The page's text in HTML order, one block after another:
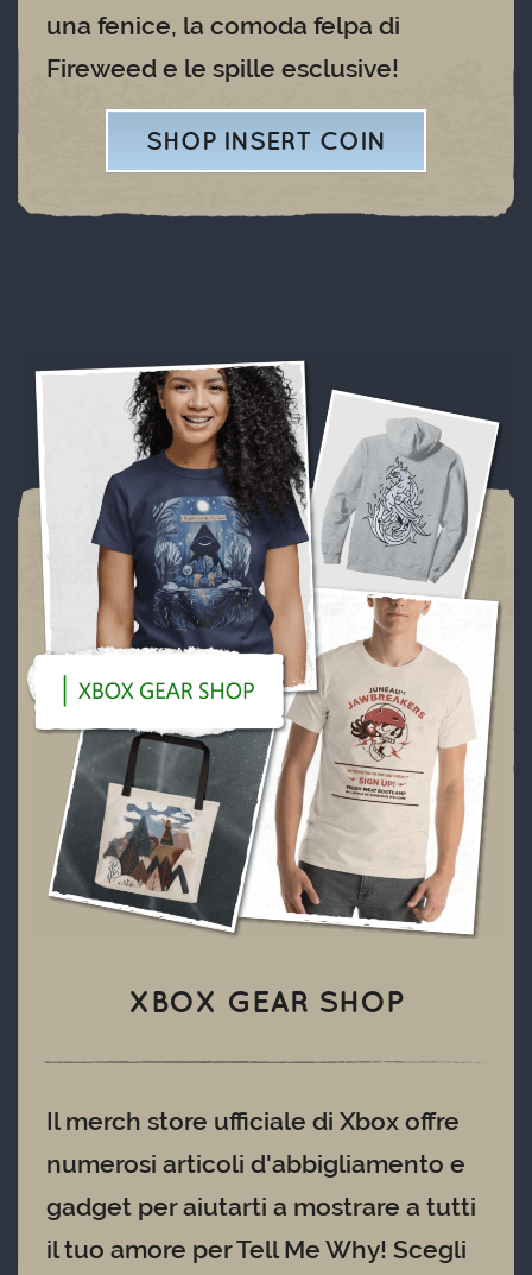
una fenice, la comoda felpa di
Fireweed e le spille esclusive!
SHOP INSERT COIN
XBOX GEAR SHOP
Il merch store ufficiale di Xbox offre
numerosi articoli d'abbigliamento e
gadget per aiutarti a mostrare a tutti
il tuo amore per Tell Me Why! Scegli